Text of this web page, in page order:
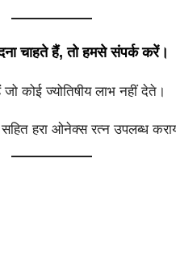
चाहते हैं, तो हमसे संपर्क करें।
कोई ज्योतिषीय लाभ नहीं देते।
हरा ओनेक्स रत्न उपलब्ध